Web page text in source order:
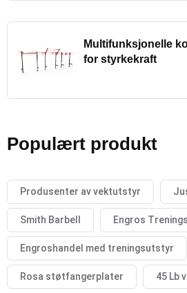
Multifunksjonelle
for styrkekraft
Populært produkt
Produsenter av vektutstyr
Smith Barbell Engros
Engroshandel med treningsutstyr
Rosa støtfangerplater 45 Lb